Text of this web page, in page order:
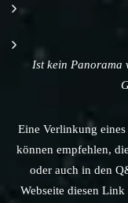
Ist kein Panorama
Eine Verlinkung
können empfehlen,
oder auch in den
Webseite diesen